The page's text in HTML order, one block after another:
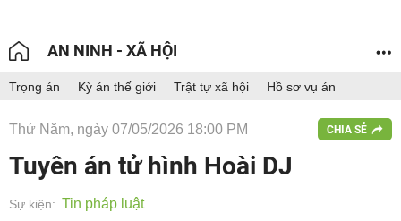
AN NINH - XÃ HỘI
Trọng án Kỳ án thế giới Trật tự xã hội Hồ sơ vụ án
Thứ Năm, ngày 07/05/2026 18:00 PM CHIA SẺ
Tuyên án tử hình Hoài DJ
Sự kiện: Tin pháp luật